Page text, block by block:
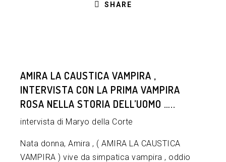
SHARE
AMIRA LA CAUSTICA VAMPIRA ,
INTERVISTA CON LA PRIMA VAMPIRA
ROSA NELLA STORIA DELL’UOMO …..
intervista di Maryo della Corte
Nata donna, Amira , ( AMIRA LA CAUSTICA
VAMPIRA ) vive da simpatica vampira , oddio